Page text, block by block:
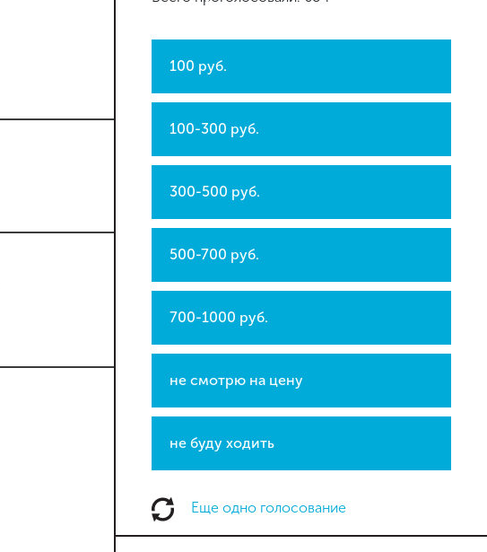
100 руб.
100-300 руб.
300-500 руб.
500-700 руб.
700-1000 руб.
не смотрю на цену
не буду ходить
Еще одно голосование